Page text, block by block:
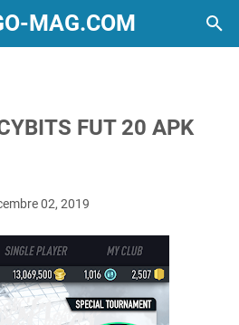
MAG.COM
FUT 20 APK
02, 2019